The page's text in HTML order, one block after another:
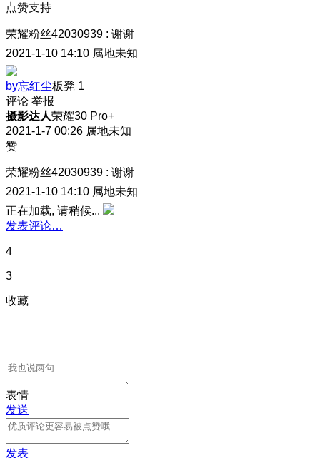
点赞支持
荣耀粉丝42030939 : 谢谢
2021-1-10 14:10 属地未知
by忘红尘板凳 1
评论 举报
摄影达人荣耀30 Pro+
2021-1-7 00:26 属地未知
赞
荣耀粉丝42030939 : 谢谢
2021-1-10 14:10 属地未知
正在加载, 请稍候...
发表评论…
4
3
收藏
表情
发送
发表